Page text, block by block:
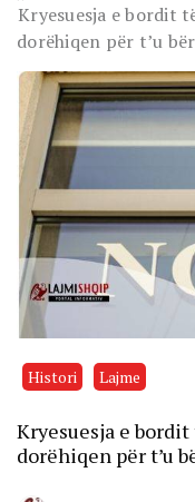
Kryesuesja e bordit
dorëhiqen për t’u
Histori Lajme
Kryesuesja e
dorëhiqen për t’u